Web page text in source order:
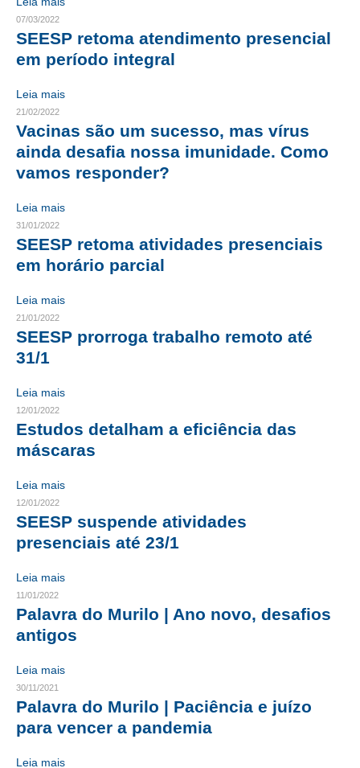
ACORDOS, CONVENÇÕES E DISSÍDIOS
CONTRIBUIÇÃO ASSISTENCIAL
CONTRIBUIÇÃO ASSOCIATIVA OU ANUIDADE DE SÓCIO
CONTRIBUIÇÃO SINDICAL URBANA
REVISÃO DE APOSENTADORIA
FGTS EXPURGOS
FGTS CORREÇÃO
LEGISLAÇÃO
LEI 4.950-A/1966 – PISO SALARIAL
LEI 6.496/1977 – ART
RES 1.002/2002 – CÓDIGO DE ÉTICA
PISO SALARIAL
FIQUE POR DENTRO
EMPREGO E ESTÁGIO
CARREIRA
AUTÔNOMOS E SERVIÇOS
NEWSLETTER
07/03/2022
SEESP retoma atendimento presencial
em período integral
Leia mais
21/02/2022
Vacinas são um sucesso, mas vírus
ainda desafia nossa imunidade. Como
vamos responder?
Leia mais
31/01/2022
SEESP retoma atividades presenciais
em horário parcial
Leia mais
21/01/2022
SEESP prorroga trabalho remoto até
31/1
Leia mais
12/01/2022
Estudos detalham a eficiência das
máscaras
Leia mais
12/01/2022
SEESP suspende atividades
presenciais até 23/1
Leia mais
11/01/2022
Palavra do Murilo | Ano novo, desafios
antigos
Leia mais
30/11/2021
Palavra do Murilo | Paciência e juízo
para vencer a pandemia
Leia mais